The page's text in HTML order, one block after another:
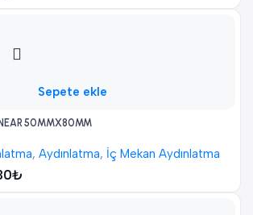
Sepete ekle
50MMX80MM
, Aydınlatma, İç Mekan Aydınlatma
₺